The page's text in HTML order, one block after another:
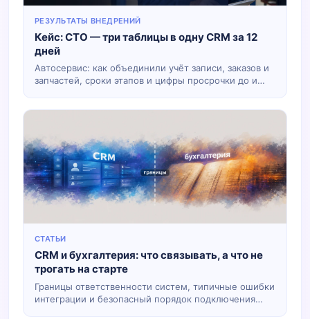
РЕЗУЛЬТАТЫ ВНЕДРЕНИЙ
Кейс: СТО — три таблицы в одну CRM за 12
дней
Автосервис: как объединили учёт записи, заказов и
запчастей, сроки этапов и цифры просрочки до и
СТАТЬИ
CRM и бухгалтерия: что связывать, а что не
трогать на старте
Границы ответственности систем, типичные ошибки
интеграции и безопасный порядок подключения